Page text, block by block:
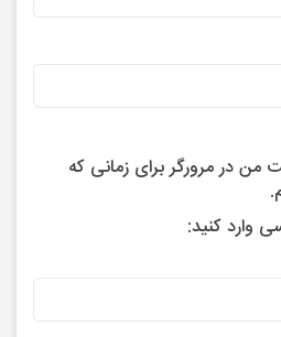
من در مرورگر برای زمانی که
وارد کنید: